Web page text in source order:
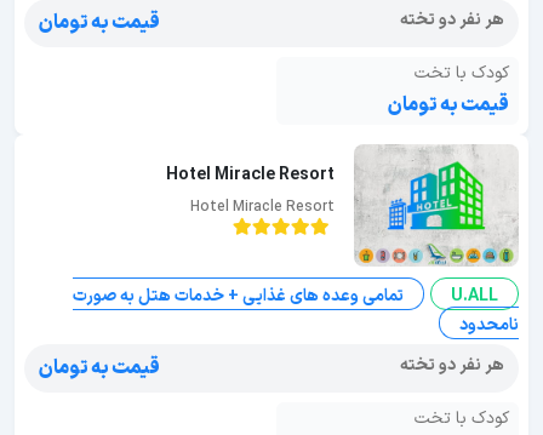
هر نفر دو تخته
قیمت به تومان
کودک با تخت
قیمت به تومان
Hotel Miracle Resort
Hotel Miracle Resort
U.ALL
تمامی وعده های غذایی + خدمات هتل به صورت
نامحدود
هر نفر دو تخته
قیمت به تومان
کودک با تخت